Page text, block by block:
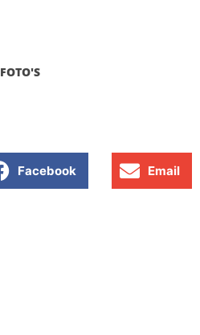
FOTO'S
Facebook Email